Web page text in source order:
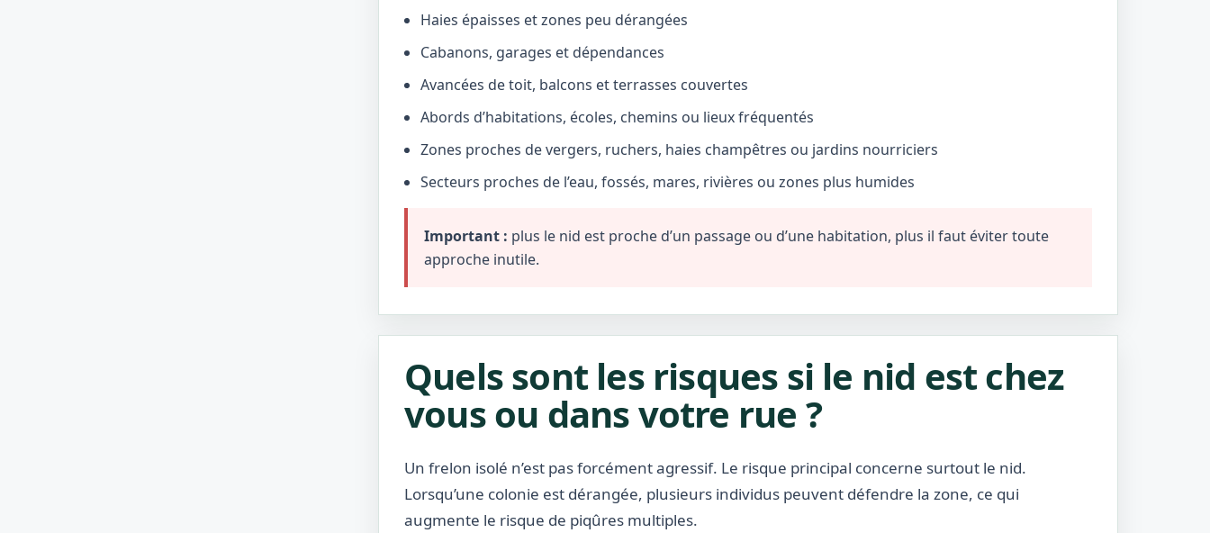
Haies épaisses et zones peu dérangées
Cabanons, garages et dépendances
Avancées de toit, balcons et terrasses couvertes
Abords d’habitations, écoles, chemins ou lieux fréquentés
Zones proches de vergers, ruchers, haies champêtres ou jardins nourriciers
Secteurs proches de l’eau, fossés, mares, rivières ou zones plus humides
Important : plus le nid est proche d’un passage ou d’une habitation, plus il faut éviter toute
approche inutile.
Quels sont les risques si le nid est chez
vous ou dans votre rue ?
Un frelon isolé n’est pas forcément agressif. Le risque principal concerne surtout le nid.
Lorsqu’une colonie est dérangée, plusieurs individus peuvent défendre la zone, ce qui
augmente le risque de piqûres multiples.